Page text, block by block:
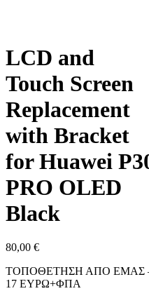
LCD and
Touch Screen
Replacement
with Bracket
for Huawei
PRO OLED
Black
80,00 €
ΤΟΠΟΘΕΤΗΣΗ ΑΠΟ ΕΜΑΣ
17 ΕΥΡΩ+ΦΠΑ